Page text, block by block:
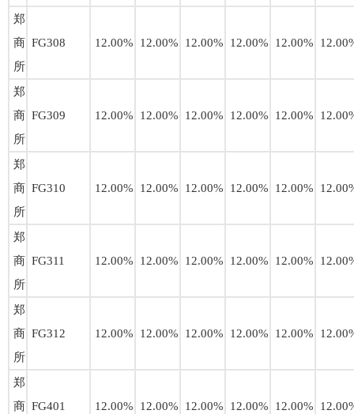
郑
商
所
FG308 12.00% 12.00% 12.00% 12.00% 12.00%
郑
商
所
FG309 12.00% 12.00% 12.00% 12.00% 12.00%
郑
商
所
FG310 12.00% 12.00% 12.00% 12.00% 12.00%
郑
商
所
FG311 12.00% 12.00% 12.00% 12.00% 12.00%
郑
商
所
FG312 12.00% 12.00% 12.00% 12.00% 12.00%
郑
商 FG401 12.00% 12.00% 12.00% 12.00% 12.00%